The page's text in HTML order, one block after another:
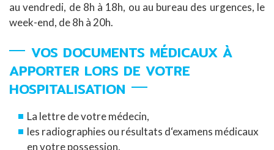
au vendredi, de 8h à 18h, ou au bureau des urgences, le
week-end, de 8h à 20h.
VOS DOCUMENTS MÉDICAUX À
APPORTER LORS DE VOTRE
HOSPITALISATION
La lettre de votre médecin,
les radiographies ou résultats d‘examens médicaux
en votre possession,